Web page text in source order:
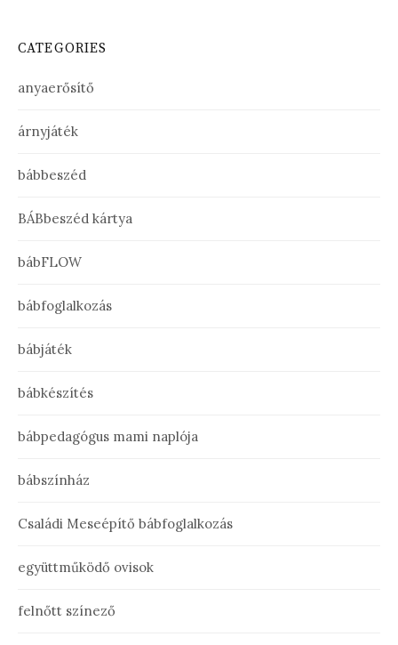
CATEGORIES
anyaerősítő
árnyjáték
bábbeszéd
BÁBbeszéd kártya
bábFLOW
bábfoglalkozás
bábjáték
bábkészítés
bábpedagógus mami naplója
bábszínház
Családi Meseépítő bábfoglalkozás
együttműködő ovisok
felnőtt színező